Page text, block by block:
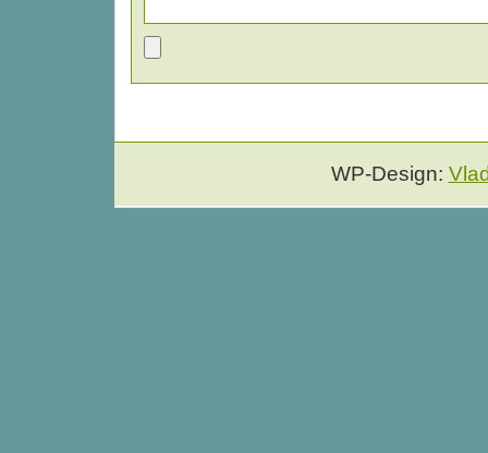
WP-Design: